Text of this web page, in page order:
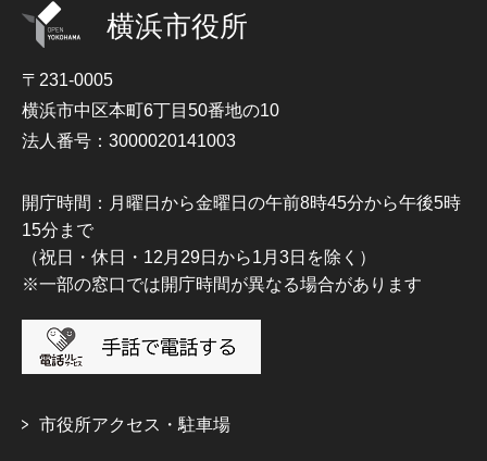
横浜市役所
〒231-0005
横浜市中区本町6丁目50番地の10
法人番号：3000020141003
開庁時間：月曜日から金曜日の午前8時45分から午後5時
15分まで
（祝日・休日・12月29日から1月3日を除く）
※一部の窓口では開庁時間が異なる場合があります
市役所アクセス・駐車場